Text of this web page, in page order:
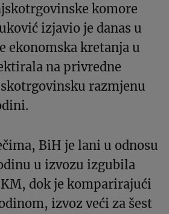
komore
izjavio je danas u
ekonomska kretanja u
na privredne
razmjenu
BiH je lani u odnosu
u izvozu izgubila
dok je komparirajući
izvoz veći za šest